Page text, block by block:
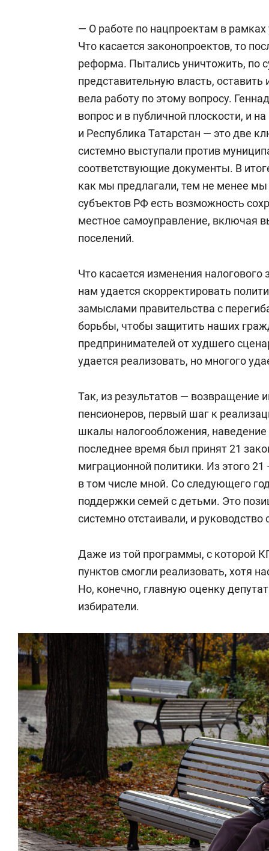
— О работе по нацпроектам в рамках
Что касается законопроектов, то
реформа. Пытались уничтожить, по
представительную власть,
вела работу по этому вопросу.
вопрос и в публичной плоскости, и
и Республика Татарстан — это две
системно выступали против
соответствующие документы. В
как мы предлагали, тем не менее мы
субъектов РФ есть возможность
местное самоуправление, включая
поселений.
Что касается изменения налогового
нам удается скорректировать
замыслами правительства с
борьбы, чтобы защитить наших
предпринимателей от худшего
удается реализовать, но многого
Так, из результатов — возвращение
пенсионеров, первый шаг к
шкалы налогообложения,
последнее время был принят 21
миграционной политики. Из этого
в том числе мной. Со следующего
поддержки семей с детьми. Это
системно отстаивали, и
Даже из той программы, с которой
пунктов смогли реализовать, хотя
Но, конечно, главную оценку
избиратели.